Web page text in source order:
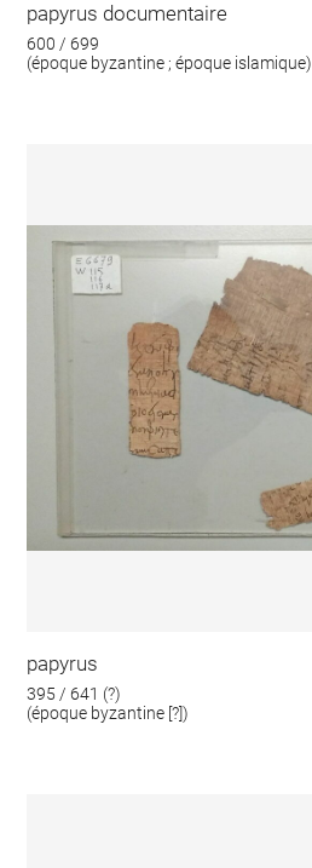
papyrus documentaire
600 / 699
(époque byzantine ; époque islamique)
papyrus
395 / 641 (?)
(époque byzantine [?])